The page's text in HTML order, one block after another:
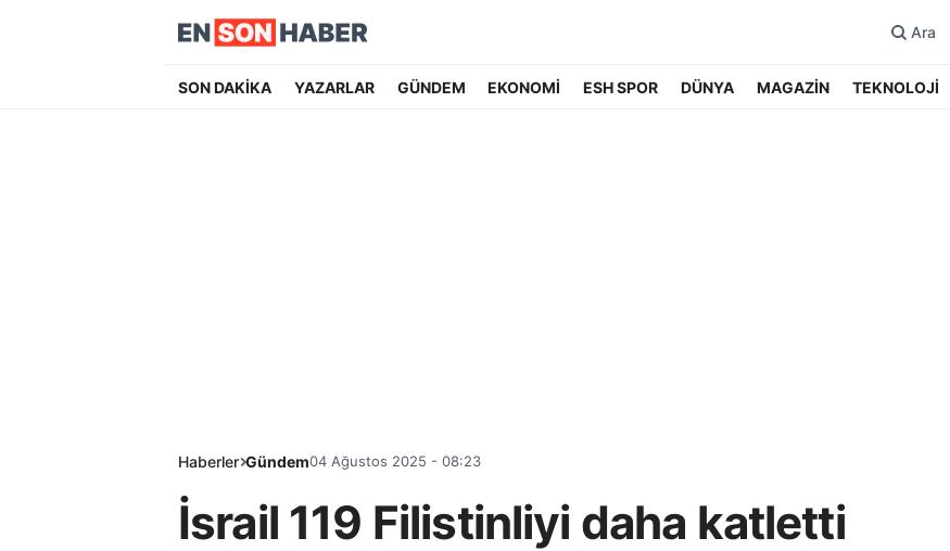
Ara
SON DAKİKA YAZARLAR GÜNDEM EKONOMİ ESH SPOR DÜNYA MAGAZİN TEKNOLOJİ
Haberler Gündem04 Ağustos 2025 - 08:23
İsrail 119 Filistinliyi daha katletti